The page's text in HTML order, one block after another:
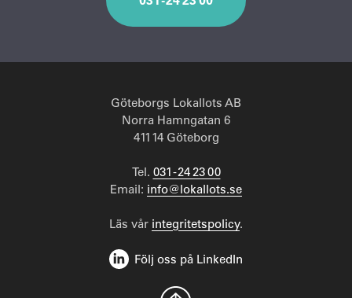
Göteborgs Lokallots AB
Norra Hamngatan 6
411 14 Göteborg
Tel. 031 - 24 23 00
Email: info@lokallots.se
Läs vår integritetspolicy.
Följ oss på LinkedIn